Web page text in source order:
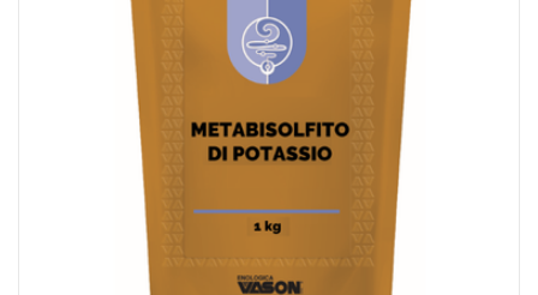
Favoriten